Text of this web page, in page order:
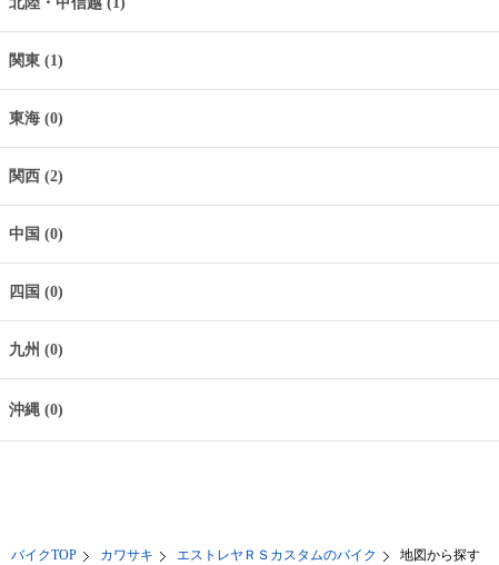
関東 (1)
東海 (0)
関西 (2)
中国 (0)
四国 (0)
九州 (0)
沖縄 (0)
バイクTOP カワサキ エストレヤＲＳカスタムのバイク 地図から探す